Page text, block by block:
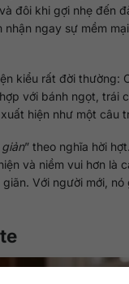
đôi khi gợi nhẹ đến
ngay sự mềm
kiểu rất đời thường:
với bánh ngọt, trái
hiện như một câu
” theo nghĩa hời
và niềm vui hơn là
Với người mới,